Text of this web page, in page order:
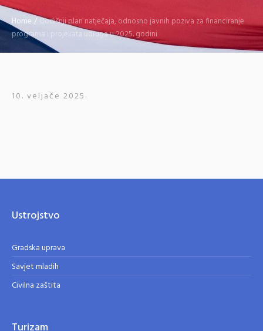
Home / Godišnji plan natječaja, odnosno javnih poziva za financiranje
programa i projekata udruga u 2025. godini
10. veljače 2025.
Ustrojstvo
Gradska uprava
Savjet mladih
Civilna zaštita